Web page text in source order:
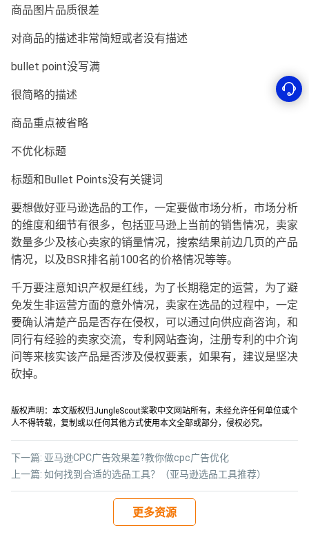
商品图片品质很差
对商品的描述非常简短或者没有描述
bullet point没写满
很简略的描述
商品重点被省略
不优化标题
标题和Bullet Points没有关键词
要想做好亚马逊选品的工作，一定要做市场分析，市场分析
的维度和细节有很多，包括亚马逊上当前的销售情况，卖家
数量多少及核心卖家的销量情况，搜索结果前边几页的产品
情况，以及BSR排名前100名的价格情况等等。
千万要注意知识产权是红线，为了长期稳定的运营，为了避
免发生非运营方面的意外情况，卖家在选品的过程中，一定
要确认清楚产品是否存在侵权，可以通过向供应商咨询，和
同行有经验的卖家交流，专利网站查询，注册专利的中介询
问等来核实该产品是否涉及侵权要素，如果有，建议是坚决
砍掉。
版权声明：本文版权归JungleScout桨歌中文网站所有，未经允许任何单位或个
人不得转载，复制或以任何其他方式使用本文全部或部分，侵权必究。
上一篇: 如何找到合适的选品工具？（亚马逊选品工具推荐）
下一篇: 亚马逊CPC广告效果差?教你做cpc广告优化
更多资源